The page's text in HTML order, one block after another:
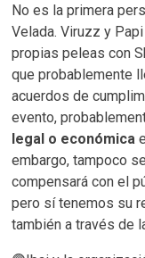
No es la primera
Velada. Viruzz y
propias peleas con
que probablemente
acuerdos de
evento,
legal o económica
embargo, tampoco
compensará con el
pero sí tenemos su
también a través de